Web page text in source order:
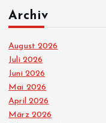
Archiv
August 2026
Juli 2026
Juni 2026
Mai 2026
April 2026
März 2026